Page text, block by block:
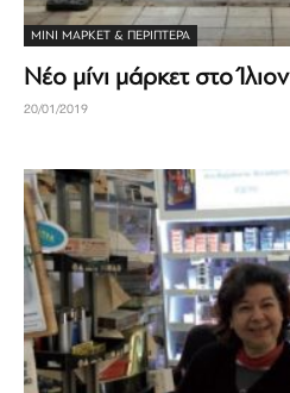
ΜΊΝΙ ΜΆΡΚΕΤ & ΠΕΡΊΠΤΕΡΑ
Νέο μίνι μάρκετ στο Ίλιον
20/01/2019